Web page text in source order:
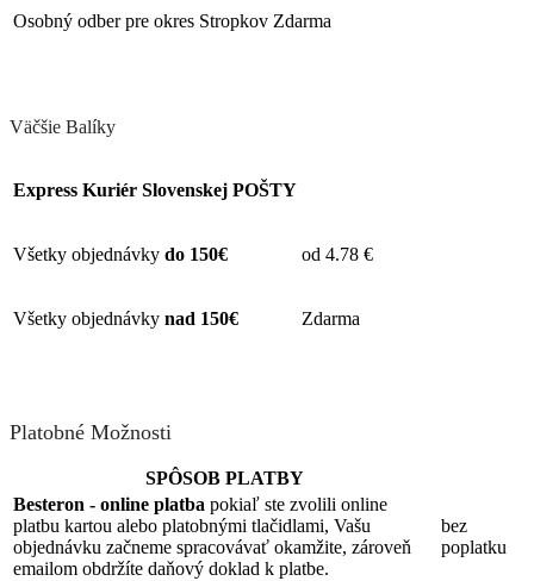
Osobný odber pre okres Stropkov Zdarma
Väčšie Balíky
Express Kuriér Slovenskej POŠTY
Všetky objednávky do 150€ od 4.78 €
Všetky objednávky nad 150€ Zdarma
Platobné Možnosti
SPÔSOB PLATBY
Besteron - online platba pokiaľ ste zvolili online
platbu kartou alebo platobnými tlačidlami, Vašu
objednávku začneme spracovávať okamžite, zároveň
emailom obdržíte daňový doklad k platbe.
bez
poplatku